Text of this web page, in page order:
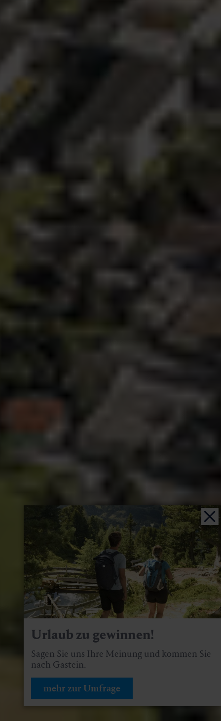
Urlaub zu gewinnen!
Sagen Sie uns Ihre Meinung und kommen Sie
nach Gastein.
mehr zur Umfrage